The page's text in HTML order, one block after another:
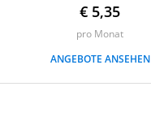
€ 5,35
pro Monat
ANGEBOTE ANSEHEN